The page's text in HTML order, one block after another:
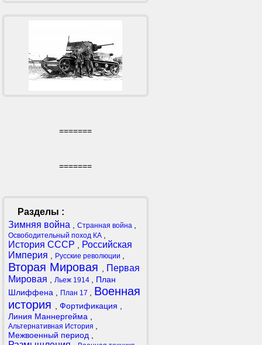
=======
=======
Разделы :
Зимняя война
Странная война
Освободительный поход КА
История СССР
Российская
Империя
Русские революции
Вторая Мировая
Первая
Мировая
Льеж 1914
План
Шлиффена
План 17
Военная
история
Фортификация
Линия Маннергейма
Альтернативная История
Межвоенный период